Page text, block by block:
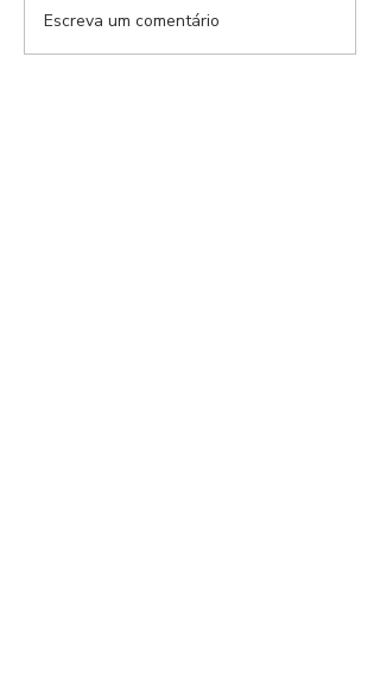
Modalidades Benfica |
EP.159
Escreva um comentário